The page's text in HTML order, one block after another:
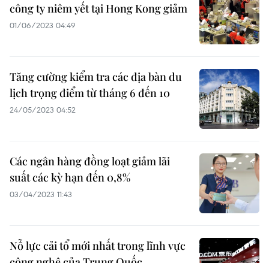
công ty niêm yết tại Hong Kong giảm
01/06/2023 04:49
Tăng cường kiểm tra các địa bàn du
lịch trọng điểm từ tháng 6 đến 10
24/05/2023 04:52
Các ngân hàng đồng loạt giảm lãi
suất các kỳ hạn đến 0,8%
03/04/2023 11:43
Nỗ lực cải tổ mới nhất trong lĩnh vực